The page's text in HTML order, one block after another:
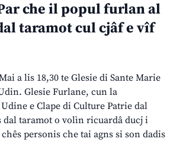
che il popul furlan al
taramot cul cjâf e vîf
a lis 18,30 te Glesie di Sante Marie
Glesie Furlane, cun la
e Clape di Culture Patrie dal
dal taramot o volìn ricuardâ ducj i
personis che tai agns si son dadis